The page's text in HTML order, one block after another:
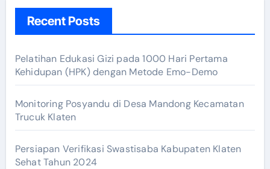
Recent Posts
Pelatihan Edukasi Gizi pada 1000 Hari Pertama
Kehidupan (HPK) dengan Metode Emo-Demo
Monitoring Posyandu di Desa Mandong Kecamatan
Trucuk Klaten
Persiapan Verifikasi Swastisaba Kabupaten Klaten
Sehat Tahun 2024